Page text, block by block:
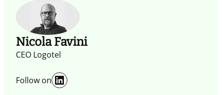
Nicola Favini
CEO Logotel
Follow on LinkedIn